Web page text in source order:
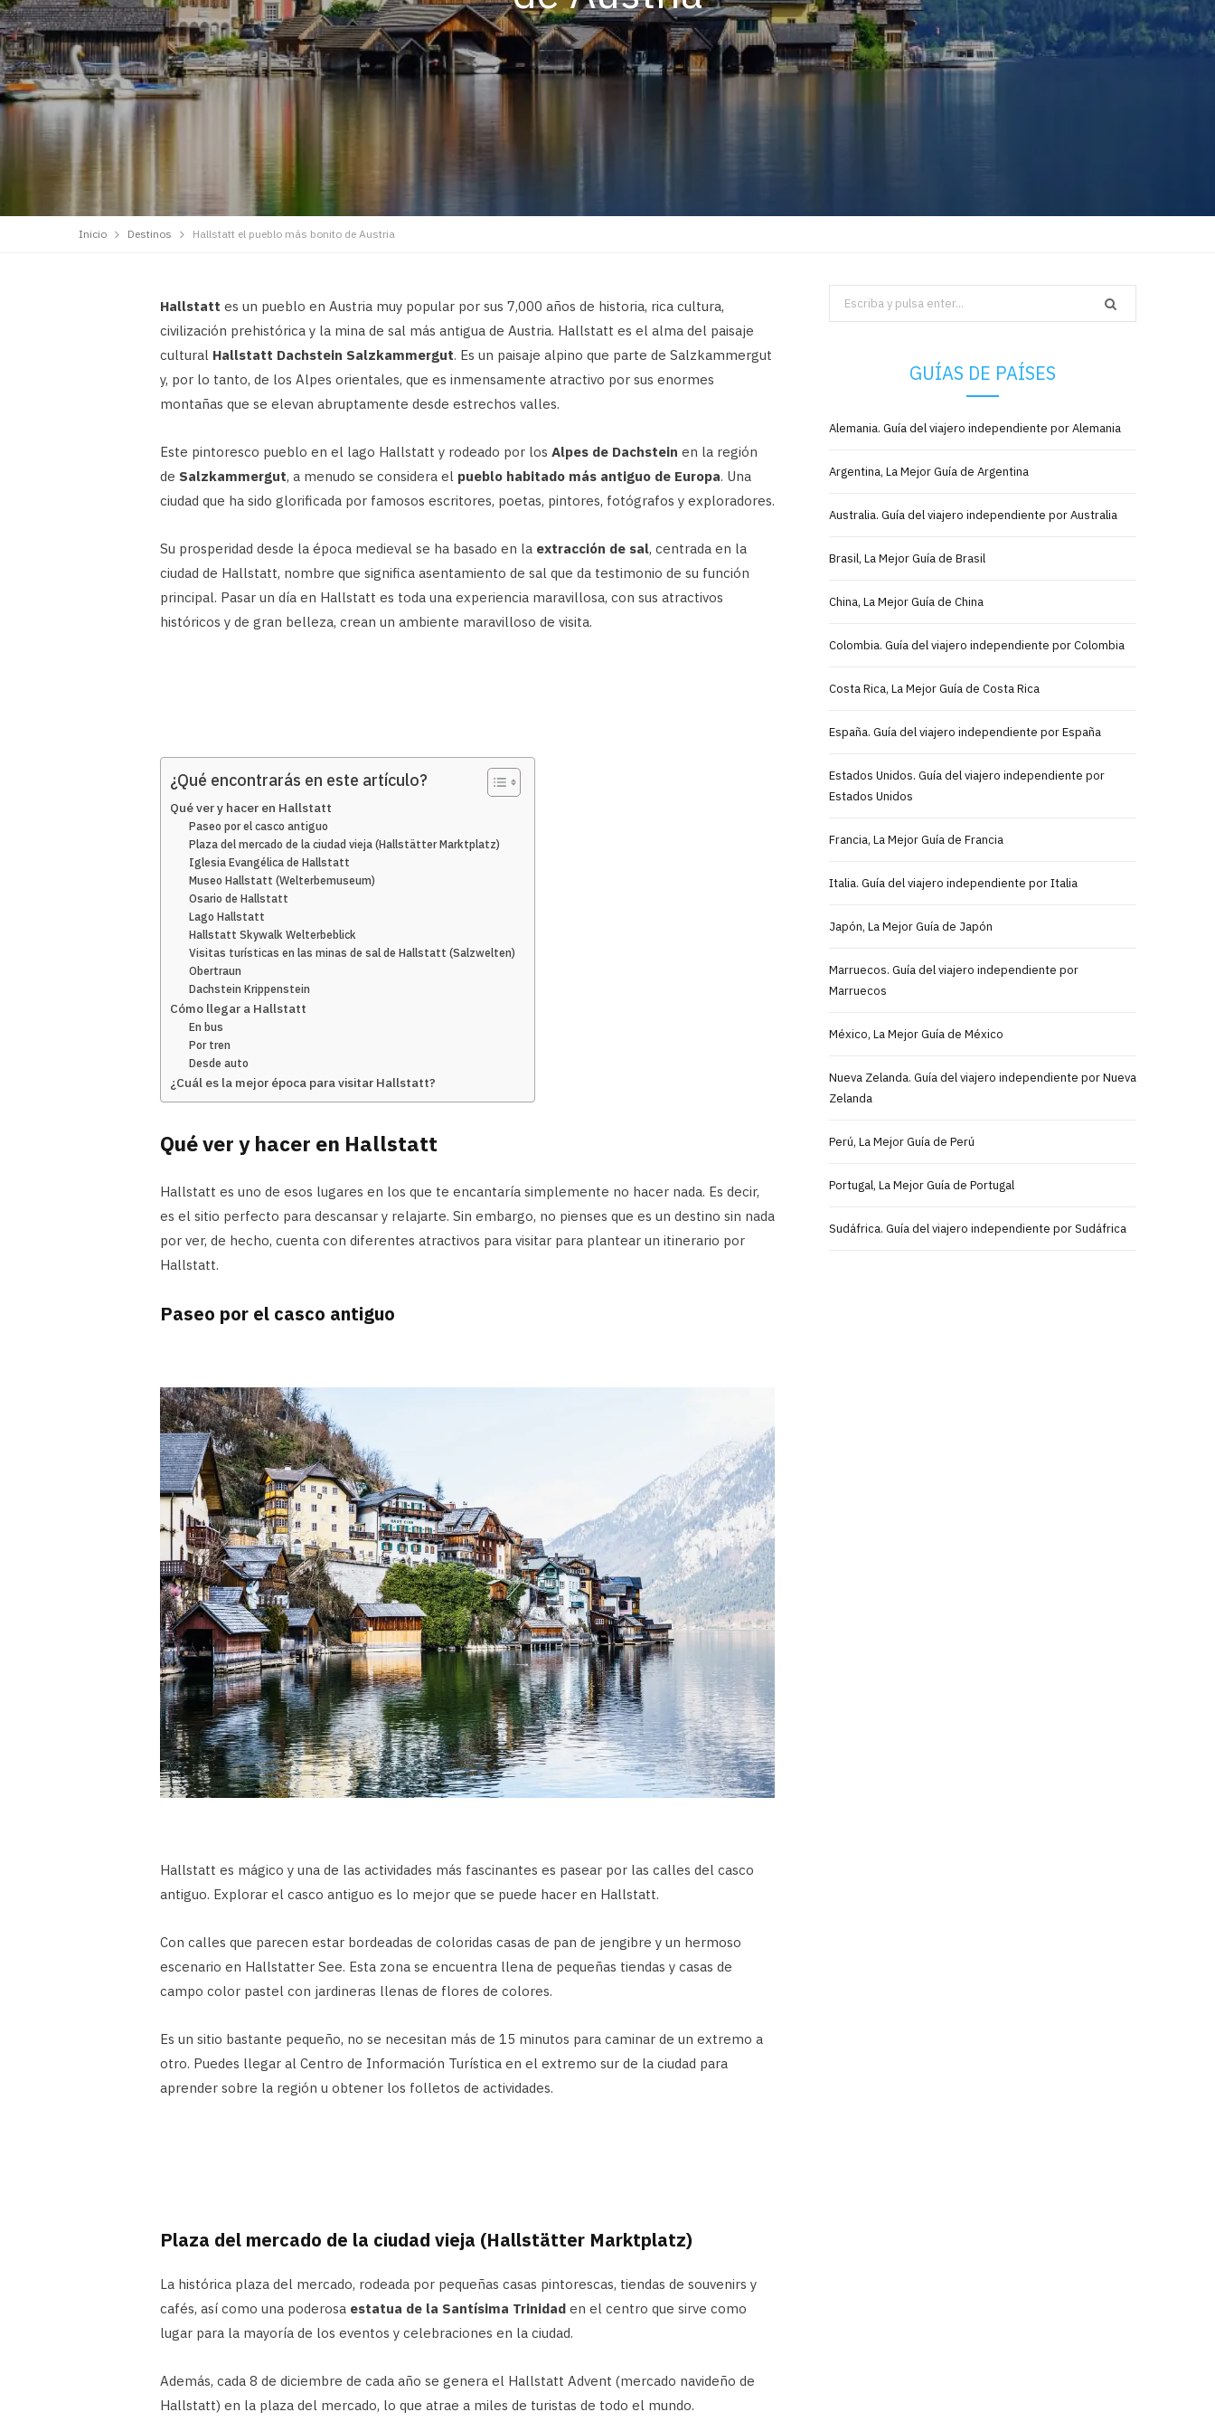
Inicio Destinos Hallstatt el pueblo más bonito de Austria
Hallstatt es un pueblo en Austria muy popular por sus 7,000 años de historia, rica cultura,
civilización prehistórica y la mina de sal más antigua de Austria. Hallstatt es el alma del paisaje
cultural Hallstatt Dachstein Salzkammergut. Es un paisaje alpino que parte de Salzkammergut
y, por lo tanto, de los Alpes orientales, que es inmensamente atractivo por sus enormes
montañas que se elevan abruptamente desde estrechos valles.
Este pintoresco pueblo en el lago Hallstatt y rodeado por los Alpes de Dachstein en la región
de Salzkammergut, a menudo se considera el pueblo habitado más antiguo de Europa. Una
ciudad que ha sido glorificada por famosos escritores, poetas, pintores, fotógrafos y exploradores.
Su prosperidad desde la época medieval se ha basado en la extracción de sal, centrada en la
ciudad de Hallstatt, nombre que significa asentamiento de sal que da testimonio de su función
principal. Pasar un día en Hallstatt es toda una experiencia maravillosa, con sus atractivos
históricos y de gran belleza, crean un ambiente maravilloso de visita.
¿Qué encontrarás en este artículo?
Qué ver y hacer en Hallstatt
Paseo por el casco antiguo
Plaza del mercado de la ciudad vieja (Hallstätter Marktplatz)
Iglesia Evangélica de Hallstatt
Museo Hallstatt (Welterbemuseum)
Osario de Hallstatt
Lago Hallstatt
Hallstatt Skywalk Welterbeblick
Visitas turísticas en las minas de sal de Hallstatt (Salzwelten)
Obertraun
Dachstein Krippenstein
Cómo llegar a Hallstatt
En bus
Por tren
Desde auto
¿Cuál es la mejor época para visitar Hallstatt?
Qué ver y hacer en Hallstatt
Hallstatt es uno de esos lugares en los que te encantaría simplemente no hacer nada. Es decir,
es el sitio perfecto para descansar y relajarte. Sin embargo, no pienses que es un destino sin nada
por ver, de hecho, cuenta con diferentes atractivos para visitar para plantear un itinerario por
Hallstatt.
Paseo por el casco antiguo
Hallstatt es mágico y una de las actividades más fascinantes es pasear por las calles del casco
antiguo. Explorar el casco antiguo es lo mejor que se puede hacer en Hallstatt.
Con calles que parecen estar bordeadas de coloridas casas de pan de jengibre y un hermoso
escenario en Hallstatter See. Esta zona se encuentra llena de pequeñas tiendas y casas de
campo color pastel con jardineras llenas de flores de colores.
Es un sitio bastante pequeño, no se necesitan más de 15 minutos para caminar de un extremo a
otro. Puedes llegar al Centro de Información Turística en el extremo sur de la ciudad para
aprender sobre la región u obtener los folletos de actividades.
Plaza del mercado de la ciudad vieja (Hallstätter Marktplatz)
La histórica plaza del mercado, rodeada por pequeñas casas pintorescas, tiendas de souvenirs y
cafés, así como una poderosa estatua de la Santísima Trinidad en el centro que sirve como
lugar para la mayoría de los eventos y celebraciones en la ciudad.
Además, cada 8 de diciembre de cada año se genera el Hallstatt Advent (mercado navideño de
Hallstatt) en la plaza del mercado, lo que atrae a miles de turistas de todo el mundo.
Search
for:
GUÍAS DE PAÍSES
Alemania. Guía del viajero independiente por Alemania
Argentina, La Mejor Guía de Argentina
Australia. Guía del viajero independiente por Australia
Brasil, La Mejor Guía de Brasil
China, La Mejor Guía de China
Colombia. Guía del viajero independiente por Colombia
Costa Rica, La Mejor Guía de Costa Rica
España. Guía del viajero independiente por España
Estados Unidos. Guía del viajero independiente por
Estados Unidos
Francia, La Mejor Guía de Francia
Italia. Guía del viajero independiente por Italia
Japón, La Mejor Guía de Japón
Marruecos. Guía del viajero independiente por
Marruecos
México, La Mejor Guía de México
Nueva Zelanda. Guía del viajero independiente por Nueva
Zelanda
Perú, La Mejor Guía de Perú
Portugal, La Mejor Guía de Portugal
Sudáfrica. Guía del viajero independiente por Sudáfrica